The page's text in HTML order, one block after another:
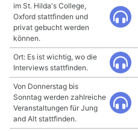
im St. Hilda's College,
Oxford stattfinden und
privat gebucht werden
können.
Ort: Es ist wichtig, wo die
Interviews stattfinden.
Von Donnerstag bis
Sonntag werden zahlreiche
Veranstaltungen für Jung
and Alt stattfinden.